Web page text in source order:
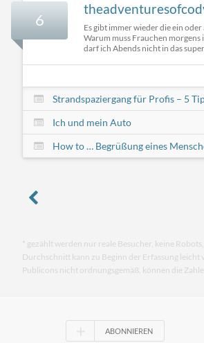
6
Es gibt immer wieder die ein
Warum muss Frauchen morgens
darf ich Abends nicht in das
Strandspaziergang für Profis – 5
Ich und mein Auto
How to … Begrüßung eines
* gezählt werden nur reale Besucher, keine
Durchschnitt kann zu Beginn der Erfassung leicht
Publicons nicht ordnungsgemäß, können die
ABONNIEREN